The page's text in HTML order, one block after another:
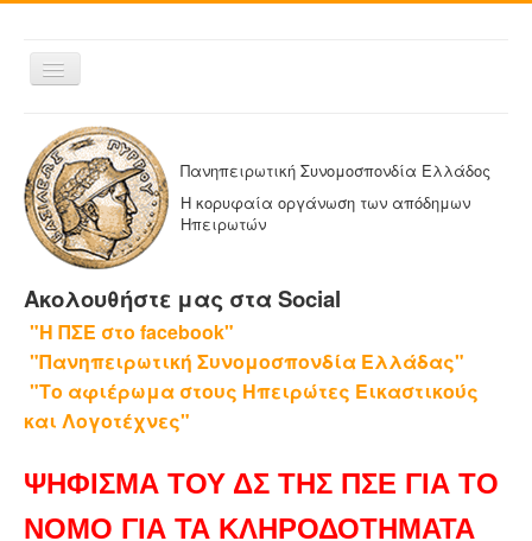
Εναλλαγή
πλοήγησης
ΑΡΧΙΚΗ
Η ΠΑΝΗΠΕΙΡΩΤΙΚΗ
ΔΕΛΤΙΑ ΤΥΠΟΥ
ΑΔΕΛΦΟΤΗΤΕΣ-ΟΜΟΣΠΟΝΔΙΕΣ
Η ΕΦΗΜΕΡΙΔΑ ΜΑΣ
ΕΦΗΜΕΡΙΔΕΣ ΑΔΕΛΦΟΤΗΤΩΝ
ΕΠΙΚΟΙΝΩΝΙΑ
Πανηπειρωτική Συνομοσπονδία Ελλάδος
Η κορυφαία οργάνωση των απόδημων
Ηπειρωτών
Ακολουθήστε μας στα Social
"Η ΠΣΕ στο facebook"
"Πανηπειρωτική Συνομοσπονδία Ελλάδας"
"Το αφιέρωμα στους Ηπειρώτες Εικαστικούς
και Λογοτέχνες"
ΨΗΦΙΣΜΑ ΤΟΥ ΔΣ ΤΗΣ ΠΣΕ ΓΙΑ ΤΟ
ΝΟΜΟ ΓΙΑ ΤΑ ΚΛΗΡΟΔΟΤΗΜΑΤΑ